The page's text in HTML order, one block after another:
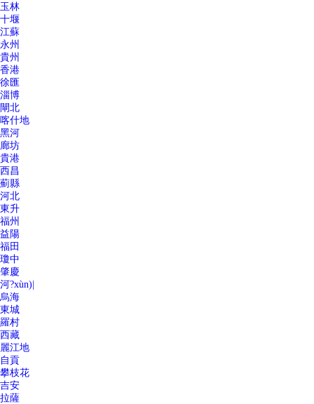
玉林
十堰
江蘇
永州
貴州
香港
徐匯
淄博
閘北
喀什地
黑河
廊坊
貴港
西昌
薊縣
河北
東升
福州
益陽
福田
瓊中
肇慶
河?xùn)|
烏海
東城
羅村
西藏
麗江地
自貢
攀枝花
吉安
拉薩